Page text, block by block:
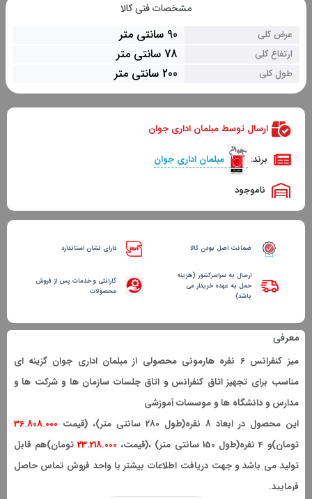
مشخصات فنی کالا
عرض کلی 90 سانتی متر
ارتفاع کلی 78 سانتی متر
طول کلی 200 سانتی متر
ارسال توسط مبلمان اداری جوان
برند: مبلمان اداری جوان
ناموجود
ضمانت اصل بودن کالا دارای نشان استاندارد
ارسال به سراسرکشور (هزینه
حمل به عهده خریدار می
باشد)
گارانتی و خدمات پس از فروش
محصولات
معرفی
میز کنفرانس 6 نفره هارمونی محصولی از مبلمان اداری جوان گزینه ای
مناسب برای تجهیز اتاق کنفرانس و اتاق جلسات سازمان ها و شرکت ها و
مدارس و دانشگاه ها و موسسات آموزشی
این محصول در ابعاد 8 نفره(طول 280 سانتی متر)، (قیمت
36.808.000
تومان)و 4 نفره(طول 150 سانتی متر) ،(قیمت،
23.218.000 تومان)هم قابل
تولید می باشد و جهت دریافت اطلاعات بیشتر با واحد فروش تماس حاصل
فرمایید.